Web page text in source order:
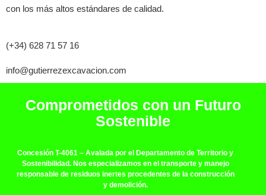
con los más altos estándares de calidad.
(+34) 628 71 57 16
info@gutierrezexcavacion.com
Comprometidos con un Futuro
Sostenible
Concesión T-4061 – Avalada por el Departamento de Territorio y
Sostenibilidad. Nos especializamos en el transporte y manejo
responsable de residuos inertes procedentes de la construcción
y demolición.